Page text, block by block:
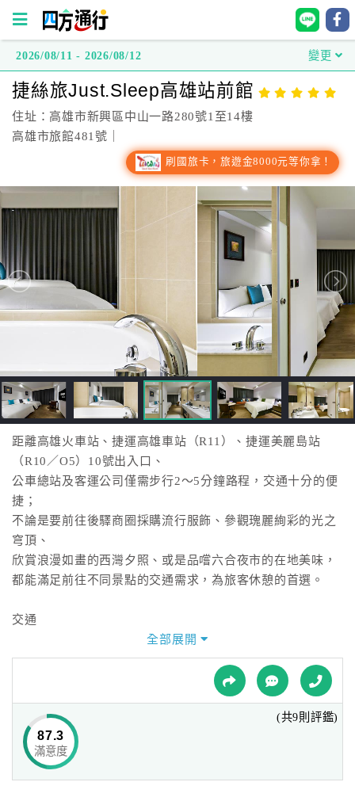
方
通
行
台
灣
房
跟
飯
店
訂
房
HOT
特
色
民
宿
球
網
2026/08/11 - 2026/08/12 變更
捷絲旅Just.Sleep高雄站前館
住址：高雄市新興區中山一路280號1至14樓
高雄市旅館481號｜
刷國旅卡，旅遊金8000元等你拿！
距離高雄火車站、捷運高雄車站（R11）、捷運美麗島站
（R10／O5）10號出入口、
公車總站及客運公司僅需步行2～5分鐘路程，交通十分的便
捷；
不論是要前往後驛商圈採購流行服飾、參觀瑰麗絢彩的光之
穹頂、
欣賞浪漫如畫的西灣夕照、或是品嚐六合夜市的在地美味，
都能滿足前往不同景點的交通需求，為旅客休憩的首選。
交通
由飯店步行至高雄捷運高雄車站及美麗島站10號出入口僅需
2分鐘路程，
距離小港國際機場的車程約為15分鐘。
135間時尚高雅的客房，空間皆10坪以上，並將美學融入飯
店設計中，
兼具精品魅力及文創的時尚氣息。部分客房設有視覺藝術佈
全部展開
87.3
滿意度
(共9則評鑑)